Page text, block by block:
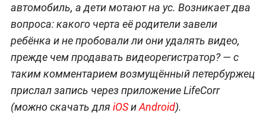
автомобиль, а дети мотают на ус. Возникает два
вопроса: какого черта её родители завели
ребёнка и не пробовали ли они удалять видео,
прежде чем продавать видеорегистратор? — с
таким комментарием возмущённый петербуржец
прислал запись через приложение LifeCorr
(можно скачать для iOSиAndroid).